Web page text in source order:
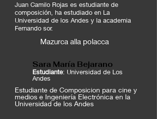
Juan Camilo Rojas es estudiante de
composición, ha estudiado en La
Universidad de los Andes y la academia
Fernando sor.
Mazurca alla polacca
Sara María Bejarano
Estudiante: Universidad de Los
Andes
Estudiante de Composicion para cine y
medios e Ingeniería Electrónica en la
Universidad de los Andes